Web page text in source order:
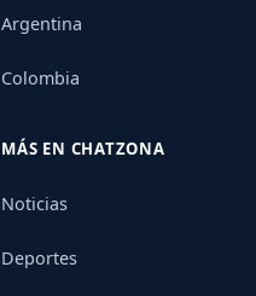
Argentina
Colombia
MÁS EN CHATZONA
Noticias
Deportes